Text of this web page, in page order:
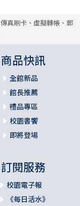
傳真刷卡、虛擬轉帳、郵
商品快訊
全館新品
館長推薦
禮品專區
校園書饗
即將登場
訂閱服務
校園電子報
《每日活水》